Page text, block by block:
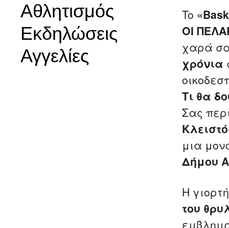
Αθλητισμός
Εκδηλώσεις
Αγγελίες
To
ΟΙ
χαρά
χρόνια
Τι θα
Σας
μια
Δήμου
Η
του